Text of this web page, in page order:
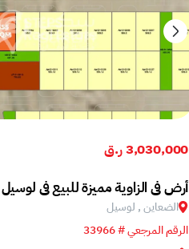
3,030,000 ر.ق
أرض في الزاوية مميزة للبيع في لوسيل
الضعاين , لوسيل
الرقم المرجعي # 33966